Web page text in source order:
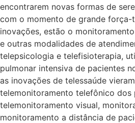
encontrarem novas formas de
com o momento de grande força-
inovações, estão o
e outras modalidades de
telepsicologia e telefisioterapia,
pulmonar intensiva de pacientes
as inovações de telessaúde
telemonitoramento telefônico dos
telemonitoramento visual,
monitoramento a distância de